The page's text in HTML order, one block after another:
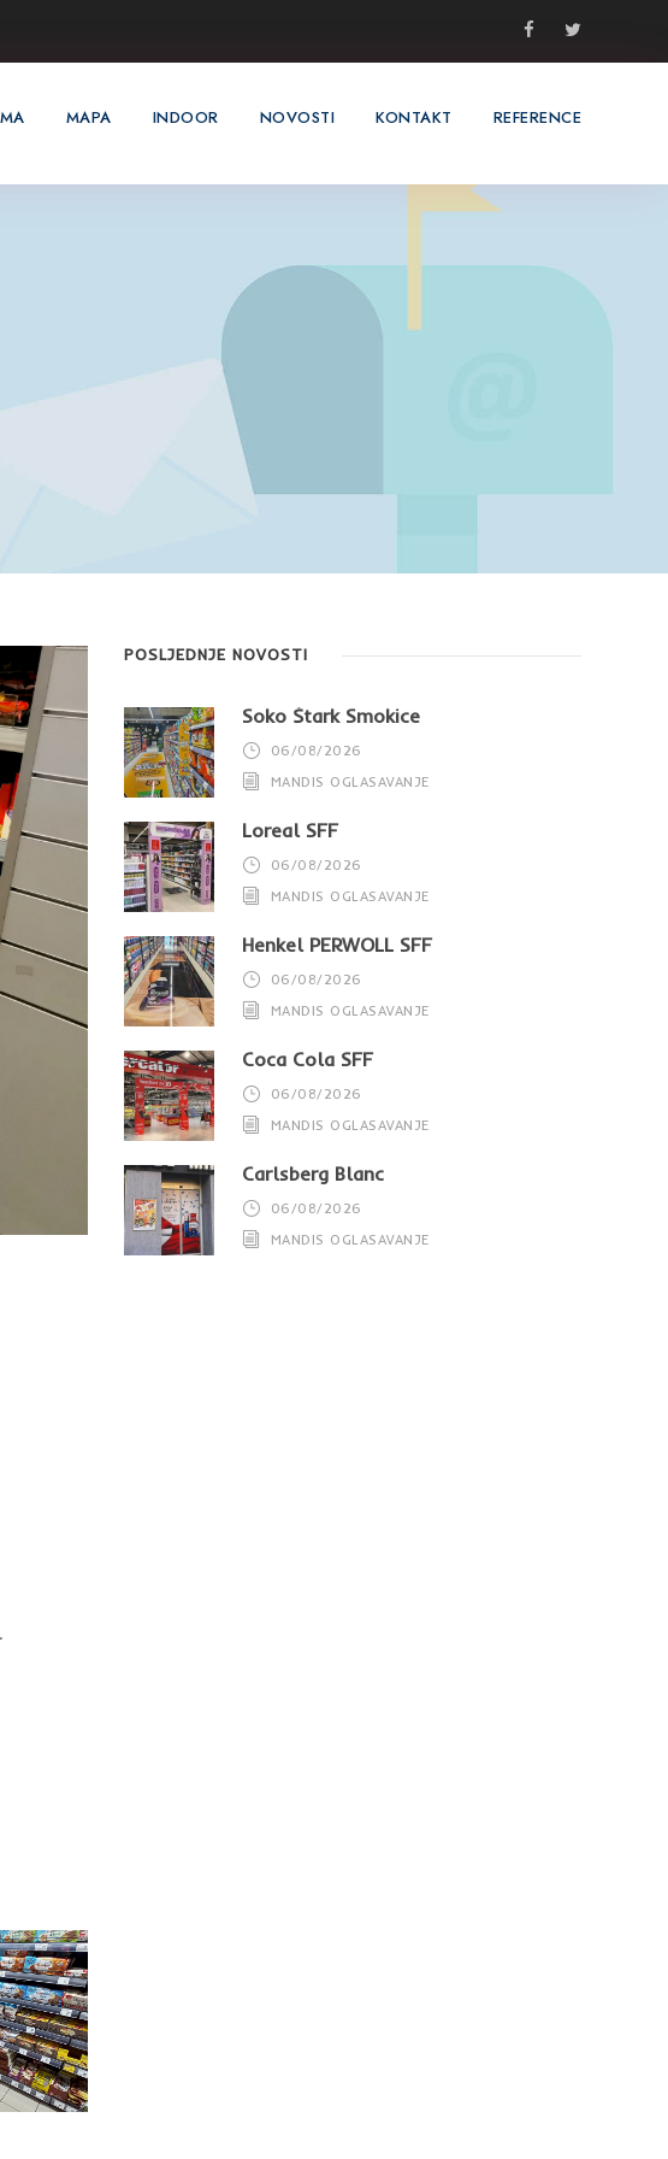
MAPA INDOOR NOVOSTI KONTAKT REFERENCE
POSLJEDNJE NOVOSTI
Soko Štark Smokice
06/08/2026
MANDIS OGLASAVANJE
Loreal SFF
06/08/2026
MANDIS OGLASAVANJE
Henkel PERWOLL SFF
06/08/2026
MANDIS OGLASAVANJE
Coca Cola SFF
06/08/2026
MANDIS OGLASAVANJE
Carlsberg Blanc
06/08/2026
MANDIS OGLASAVANJE